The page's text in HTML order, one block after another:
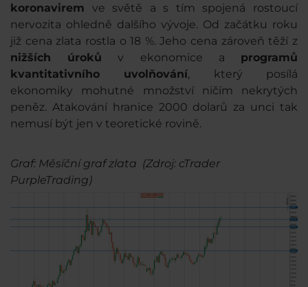
koronavirem ve světě a s tím spojená rostoucí
nervozita ohledně dalšího vývoje. Od začátku roku
již cena zlata rostla o 18 %. Jeho cena zároveň těží z
nižších úroků v ekonomice a programů
kvantitativního uvolňování, který posílá
ekonomiky mohutné množství ničím nekrytých
peněz. Atakování hranice 2000 dolarů za unci tak
nemusí být jen v teoretické rovině.
Graf: Měsíční graf zlata (Zdroj: cTrader
PurpleTrading) ​